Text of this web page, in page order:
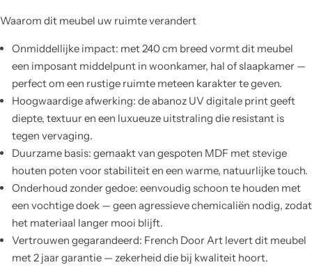
Waarom dit meubel uw ruimte verandert
Onmiddellijke impact: met 240 cm breed vormt dit meubel
een imposant middelpunt in woonkamer, hal of slaapkamer —
perfect om een rustige ruimte meteen karakter te geven.
Hoogwaardige afwerking: de abanoz UV digitale print geeft
diepte, textuur en een luxueuze uitstraling die resistant is
tegen vervaging.
Duurzame basis: gemaakt van gespoten MDF met stevige
houten poten voor stabiliteit en een warme, natuurlijke touch.
Onderhoud zonder gedoe: eenvoudig schoon te houden met
een vochtige doek — geen agressieve chemicaliën nodig, zodat
het materiaal langer mooi blijft.
Vertrouwen gegarandeerd: French Door Art levert dit meubel
met 2 jaar garantie — zekerheid die bij kwaliteit hoort.